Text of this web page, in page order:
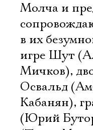
Молча и
в их
игре Шут
Мичков),
Освальд
Кабанян),
(Юрий